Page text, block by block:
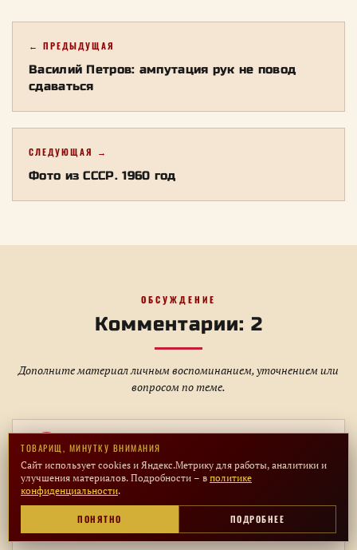
← ПРЕДЫДУЩАЯ
Василий Петров: ампутация рук не повод
сдаваться
СЛЕДУЮЩАЯ →
Фото из СССР. 1960 год
ОБСУЖДЕНИЕ
Комментарии: 2
Дополните материал личным воспоминанием, уточнением или
вопросом по теме.
O olga
4 ДЕКАБРЯ 2014, 11:01
43-й год, страна воюет – а ресурсы на атомный
проект нашли. Понимали, что будет после войны.
ОТВЕТИТЬ
ТОВАРИЩ, МИНУТКУ ВНИМАНИЯ
Сайт использует cookies и Яндекс.Метрику для работы, аналитики и
улучшения материалов. Подробности – в политике
конфиденциальности.
ПОНЯТНО ПОДРОБНЕЕ